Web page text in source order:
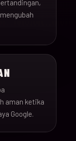
aman ketika
Google.